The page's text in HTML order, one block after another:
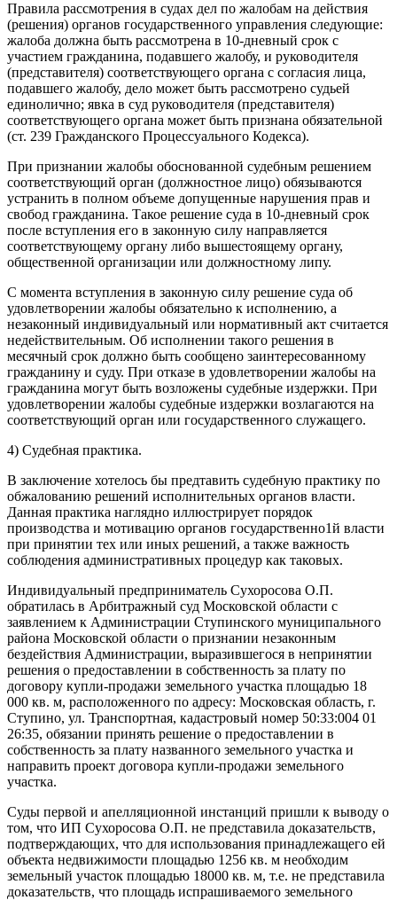
Правила рассмотрения в судах дел по жалобам на действия
(решения) органов государственного управления следующие:
жалоба должна быть рассмотрена в 10-дневный срок с
участием гражданина, подавшего жалобу, и руководителя
(представителя) соответствующего органа с согласия лица,
подавшего жалобу, дело может быть рассмотрено судьей
единолично; явка в суд руководителя (представителя)
соответствующего органа может быть признана обязательной
(ст. 239 Гражданского Процессуального Кодекса).
При признании жалобы обоснованной судебным решением
соответствующий орган (должностное лицо) обязываются
устранить в полном объеме допущенные нарушения прав и
свобод гражданина. Такое решение суда в 10-дневный срок
после вступления его в законную силу направляется
соответствующему органу либо вышестоящему органу,
общественной организации или должностному липу.
С момента вступления в законную силу решение суда об
удовлетворении жалобы обязательно к исполнению, а
незаконный индивидуальный или нормативный акт считается
недействительным. Об исполнении такого решения в
месячный срок должно быть сообщено заинтересованному
гражданину и суду. При отказе в удовлетворении жалобы на
гражданина могут быть возложены судебные издержки. При
удовлетворении жалобы судебные издержки возлагаются на
соответствующий орган или государственного служащего.
4) Судебная практика.
В заключение хотелось бы предтавить судебную практику по
обжалованию решений исполнительных органов власти.
Данная практика наглядно иллюстрирует порядок
производства и мотивацию органов государственно1й власти
при принятии тех или иных решений, а также важность
соблюдения административных процедур как таковых.
Индивидуальный предприниматель Сухоросова О.П.
обратилась в Арбитражный суд Московской области с
заявлением к Администрации Ступинского муниципального
района Московской области о признании незаконным
бездействия Администрации, выразившегося в непринятии
решения о предоставлении в собственность за плату по
договору купли-продажи земельного участка площадью 18
000 кв. м, расположенного по адресу: Московская область, г.
Ступино, ул. Транспортная, кадастровый номер 50:33:004 01
26:35, обязании принять решение о предоставлении в
собственность за плату названного земельного участка и
направить проект договора купли-продажи земельного
участка.
Суды первой и апелляционной инстанций пришли к выводу о
том, что ИП Сухоросова О.П. не представила доказательств,
подтверждающих, что для использования принадлежащего ей
объекта недвижимости площадью 1256 кв. м необходим
земельный участок площадью 18000 кв. м, т.е. не представила
доказательств, что площадь испрашиваемого земельного